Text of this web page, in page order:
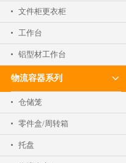
文件柜更衣柜
工作台
铝型材工作台
物流容器系列
仓储笼
零件盒/周转箱
托盘